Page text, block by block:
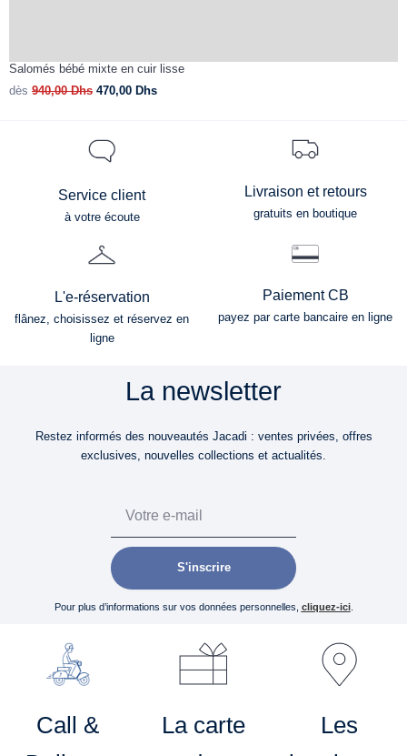
Salomés bébé mixte en cuir lisse
dès 940,00Dhs 470,00 Dhs
Service client
à votre écoute
Livraison et retours
gratuits en boutique
L'e-réservation
flânez, choisissez et réservez en
ligne
Paiement CB
payez par carte bancaire en ligne
La newsletter
Restez informés des nouveautés Jacadi : ventes privées, offres
exclusives, nouvelles collections et actualités.
S'inscrire
Pour plus d’informations sur vos données personnelles, cliquez-ici.
Call &
La carte
Les